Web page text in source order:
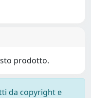
prodotto.
da copyright e